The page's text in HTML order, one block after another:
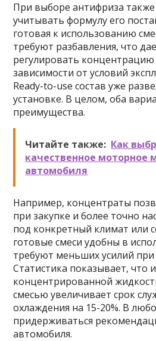
При выборе антифриза
учитывать формулу его
готовая к использованию
требуют разбавления, что
регулировать
зависимости от условий
Ready-to-use состав уже
установке. В целом, оба
преимущества.
Читайте также: Как
качественное моторное
автомобиля
Например, концентраты
при закупке и более точно
под конкретный климат или
готовые смеси удобны в
требуют меньших усилий
Статистика показывает, что
концентрированной
смесью увеличивает срок
охлаждения на 15-20%. В
придерживаться
автомобиля.